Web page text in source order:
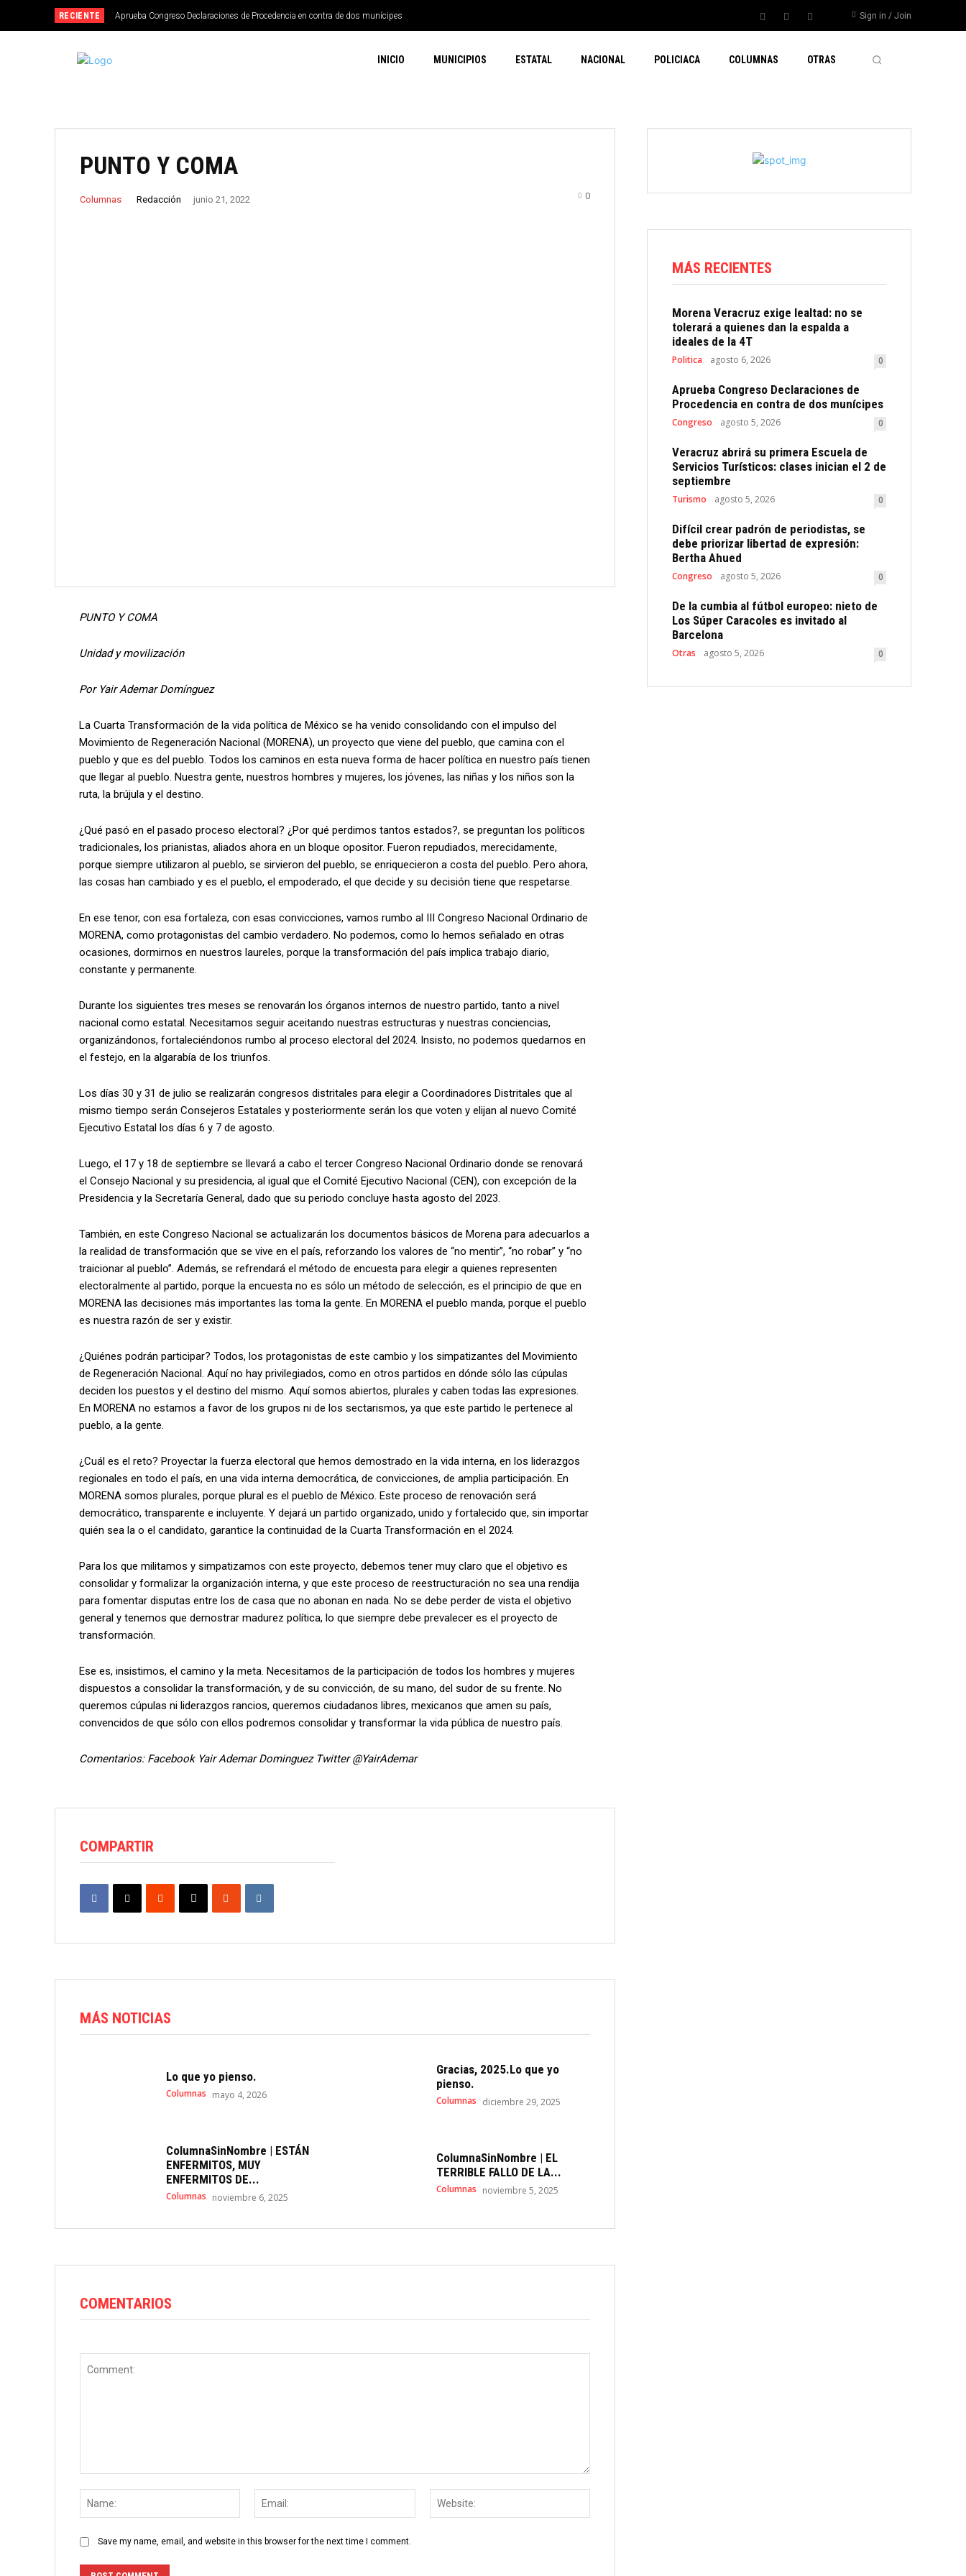
RECIENTE Aprueba Congreso Declaraciones de Procedencia en contra de dos munícipes Sign in / Join
INICIO MUNICIPIOS ESTATAL NACIONAL POLICIACA COLUMNAS OTRAS
PUNTO Y COMA
Columnas Redacción junio 21, 2022 0
PUNTO Y COMA
Unidad y movilización
Por Yair Ademar Domínguez
La Cuarta Transformación de la vida política de México se ha venido consolidando con el impulso del
Movimiento de Regeneración Nacional (MORENA), un proyecto que viene del pueblo, que camina con el
pueblo y que es del pueblo. Todos los caminos en esta nueva forma de hacer política en nuestro país tienen
que llegar al pueblo. Nuestra gente, nuestros hombres y mujeres, los jóvenes, las niñas y los niños son la
ruta, la brújula y el destino.
¿Qué pasó en el pasado proceso electoral? ¿Por qué perdimos tantos estados?, se preguntan los políticos
tradicionales, los prianistas, aliados ahora en un bloque opositor. Fueron repudiados, merecidamente,
porque siempre utilizaron al pueblo, se sirvieron del pueblo, se enriquecieron a costa del pueblo. Pero ahora,
las cosas han cambiado y es el pueblo, el empoderado, el que decide y su decisión tiene que respetarse.
En ese tenor, con esa fortaleza, con esas convicciones, vamos rumbo al III Congreso Nacional Ordinario de
MORENA, como protagonistas del cambio verdadero. No podemos, como lo hemos señalado en otras
ocasiones, dormirnos en nuestros laureles, porque la transformación del país implica trabajo diario,
constante y permanente.
Durante los siguientes tres meses se renovarán los órganos internos de nuestro partido, tanto a nivel
nacional como estatal. Necesitamos seguir aceitando nuestras estructuras y nuestras conciencias,
organizándonos, fortaleciéndonos rumbo al proceso electoral del 2024. Insisto, no podemos quedarnos en
el festejo, en la algarabía de los triunfos.
Los días 30 y 31 de julio se realizarán congresos distritales para elegir a Coordinadores Distritales que al
mismo tiempo serán Consejeros Estatales y posteriormente serán los que voten y elijan al nuevo Comité
Ejecutivo Estatal los días 6 y 7 de agosto.
Luego, el 17 y 18 de septiembre se llevará a cabo el tercer Congreso Nacional Ordinario donde se renovará
el Consejo Nacional y su presidencia, al igual que el Comité Ejecutivo Nacional (CEN), con excepción de la
Presidencia y la Secretaría General, dado que su periodo concluye hasta agosto del 2023.
También, en este Congreso Nacional se actualizarán los documentos básicos de Morena para adecuarlos a
la realidad de transformación que se vive en el país, reforzando los valores de “no mentir”, “no robar” y “no
traicionar al pueblo”. Además, se refrendará el método de encuesta para elegir a quienes representen
electoralmente al partido, porque la encuesta no es sólo un método de selección, es el principio de que en
MORENA las decisiones más importantes las toma la gente. En MORENA el pueblo manda, porque el pueblo
es nuestra razón de ser y existir.
¿Quiénes podrán participar? Todos, los protagonistas de este cambio y los simpatizantes del Movimiento
de Regeneración Nacional. Aquí no hay privilegiados, como en otros partidos en dónde sólo las cúpulas
deciden los puestos y el destino del mismo. Aquí somos abiertos, plurales y caben todas las expresiones.
En MORENA no estamos a favor de los grupos ni de los sectarismos, ya que este partido le pertenece al
pueblo, a la gente.
¿Cuál es el reto? Proyectar la fuerza electoral que hemos demostrado en la vida interna, en los liderazgos
regionales en todo el país, en una vida interna democrática, de convicciones, de amplia participación. En
MORENA somos plurales, porque plural es el pueblo de México. Este proceso de renovación será
democrático, transparente e incluyente. Y dejará un partido organizado, unido y fortalecido que, sin importar
quién sea la o el candidato, garantice la continuidad de la Cuarta Transformación en el 2024.
Para los que militamos y simpatizamos con este proyecto, debemos tener muy claro que el objetivo es
consolidar y formalizar la organización interna, y que este proceso de reestructuración no sea una rendija
para fomentar disputas entre los de casa que no abonan en nada. No se debe perder de vista el objetivo
general y tenemos que demostrar madurez política, lo que siempre debe prevalecer es el proyecto de
transformación.
Ese es, insistimos, el camino y la meta. Necesitamos de la participación de todos los hombres y mujeres
dispuestos a consolidar la transformación, y de su convicción, de su mano, del sudor de su frente. No
queremos cúpulas ni liderazgos rancios, queremos ciudadanos libres, mexicanos que amen su país,
convencidos de que sólo con ellos podremos consolidar y transformar la vida pública de nuestro país.
Comentarios: Facebook Yair Ademar Dominguez Twitter @YairAdemar
COMPARTIR
MÁS NOTICIAS
Lo que yo pienso.
Columnas mayo 4, 2026
Gracias, 2025.Lo que yo
pienso.
Columnas diciembre 29, 2025
ColumnaSinNombre | ESTÁN
ENFERMITOS, MUY
ENFERMITOS DE...
Columnas noviembre 6, 2025
ColumnaSinNombre | EL
TERRIBLE FALLO DE LA...
Columnas noviembre 5, 2025
COMENTARIOS
Save my name, email, and website in this browser for the next time I comment.
MÁS RECIENTES
Morena Veracruz exige lealtad: no se
tolerará a quienes dan la espalda a
ideales de la 4T
Politica agosto 6, 2026 0
Aprueba Congreso Declaraciones de
Procedencia en contra de dos munícipes
Congreso agosto 5, 2026 0
Veracruz abrirá su primera Escuela de
Servicios Turísticos: clases inician el 2 de
septiembre
Turismo agosto 5, 2026 0
Difícil crear padrón de periodistas, se
debe priorizar libertad de expresión:
Bertha Ahued
Congreso agosto 5, 2026 0
De la cumbia al fútbol europeo: nieto de
Los Súper Caracoles es invitado al
Barcelona
Otras agosto 5, 2026 0